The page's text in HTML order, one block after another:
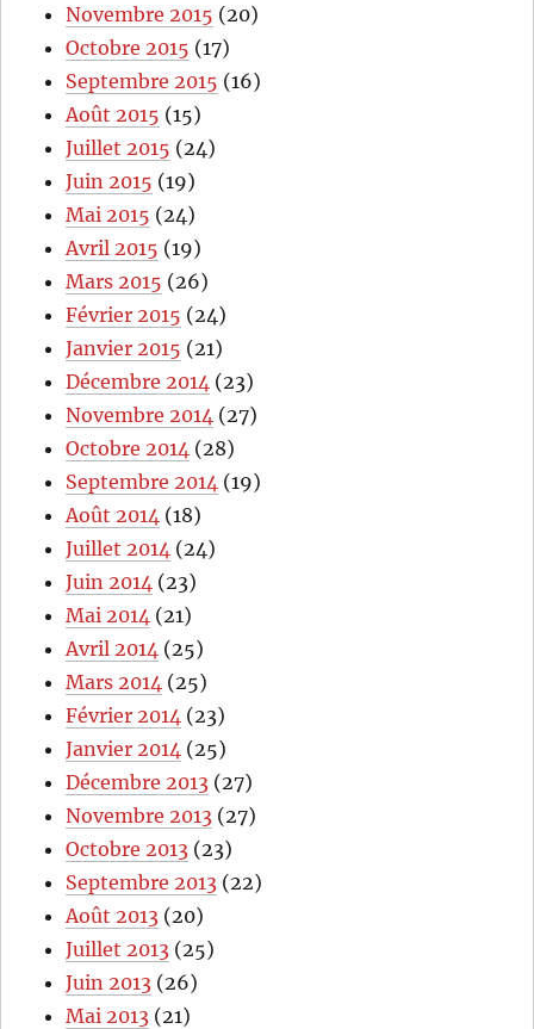
Novembre 2015 (20)
Octobre 2015 (17)
Septembre 2015 (16)
Août 2015 (15)
Juillet 2015 (24)
Juin 2015 (19)
Mai 2015 (24)
Avril 2015 (19)
Mars 2015 (26)
Février 2015 (24)
Janvier 2015 (21)
Décembre 2014 (23)
Novembre 2014 (27)
Octobre 2014 (28)
Septembre 2014 (19)
Août 2014 (18)
Juillet 2014 (24)
Juin 2014 (23)
Mai 2014 (21)
Avril 2014 (25)
Mars 2014 (25)
Février 2014 (23)
Janvier 2014 (25)
Décembre 2013 (27)
Novembre 2013 (27)
Octobre 2013 (23)
Septembre 2013 (22)
Août 2013 (20)
Juillet 2013 (25)
Juin 2013 (26)
Mai 2013 (21)